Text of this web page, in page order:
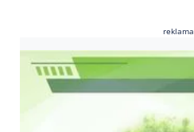
reklama